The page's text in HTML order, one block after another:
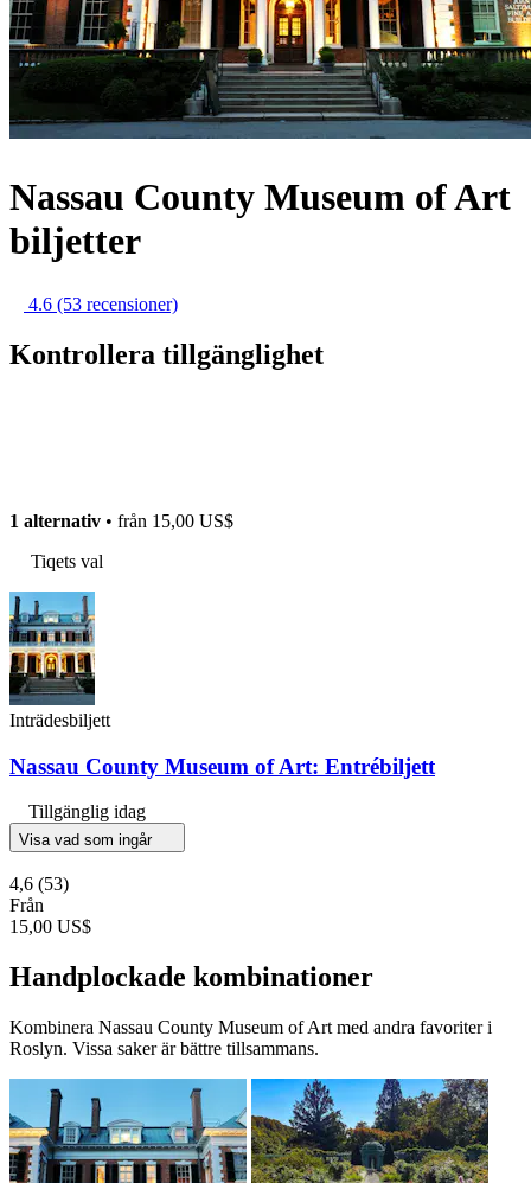
Nassau County Museum of Art
biljetter
4.6 (53 recensioner)
Kontrollera tillgänglighet
1 alternativ • från 15,00 US$
Tiqets val
Inträdesbiljett
Nassau County Museum of Art: Entrébiljett
Tillgänglig idag
Visa vad som ingår
4,6 (53)
Från
15,00 US$
Handplockade kombinationer
Kombinera Nassau County Museum of Art med andra favoriter i
Roslyn. Vissa saker är bättre tillsammans.